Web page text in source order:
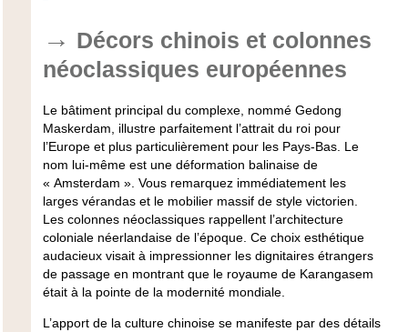
Décors chinois et colonnes
néoclassiques européennes
Le bâtiment principal du complexe, nommé Gedong
Maskerdam, illustre parfaitement l’attrait du roi pour
l’Europe et plus particulièrement pour les Pays-Bas. Le
nom lui-même est une déformation balinaise de
« Amsterdam ». Vous remarquez immédiatement les
larges vérandas et le mobilier massif de style victorien.
Les colonnes néoclassiques rappellent l’architecture
coloniale néerlandaise de l’époque. Ce choix esthétique
audacieux visait à impressionner les dignitaires étrangers
de passage en montrant que le royaume de Karangasem
était à la pointe de la modernité mondiale.
L’apport de la culture chinoise se manifeste par des détails